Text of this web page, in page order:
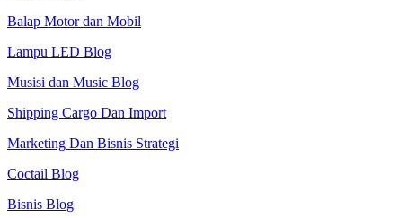
Balap Motor dan Mobil
Lampu LED Blog
Musisi dan Music Blog
Shipping Cargo Dan Import
Marketing Dan Bisnis Strategi
Coctail Blog
Bisnis Blog